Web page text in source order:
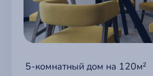
5-комнатный дом на 120м²